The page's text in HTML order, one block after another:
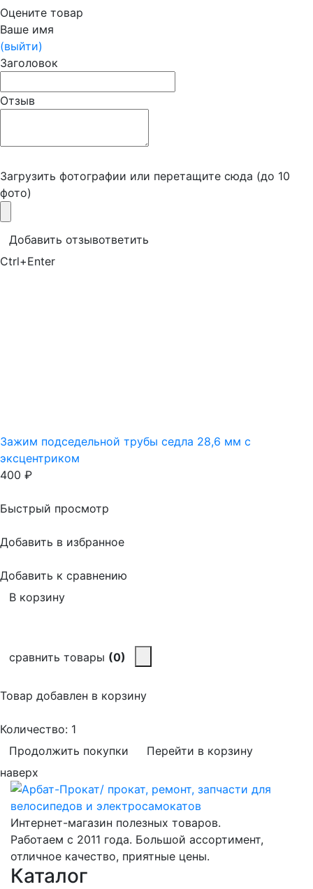
Оцените товар
Ваше имя
(выйти)
Заголовок
Отзыв
Загрузить фотографии или перетащите сюда (до 10
фото)
Добавить отзывответить
Ctrl+Enter
Зажим подседельной трубы седла 28,6 мм с
эксцентриком
400 ₽
Быстрый просмотр
Добавить в избранное
Добавить к сравнению
В корзину
сравнить товары (0)
Товар добавлен в корзину
Количество: 1
Продолжить покупки
Перейти в корзину
наверх
Интернет-магазин полезных товаров.
Работаем с 2011 года. Большой ассортимент,
отличное качество, приятные цены.
Каталог